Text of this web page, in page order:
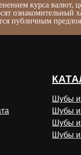
курса валют,
ознакомительный
публичным
Шубы
Шубы
Шубы
Шубы